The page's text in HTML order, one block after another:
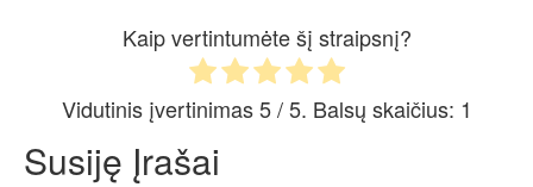
Kaip vertintumėte šį straipsnį?
Vidutinis įvertinimas5/ 5. Balsų skaičius: 1
Susiję Įrašai